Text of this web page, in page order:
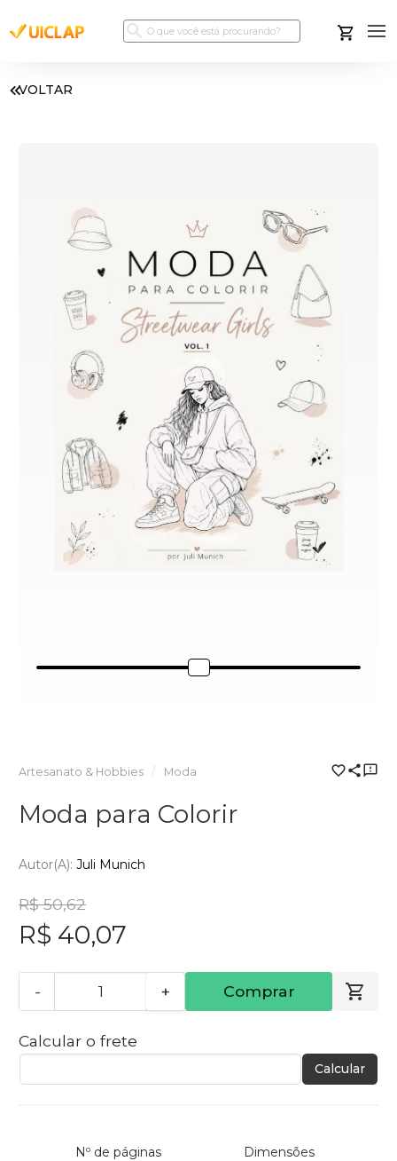
VOLTAR
Artesanato & Hobbies Moda
Moda para Colorir
Autor(a): Juli Munich
R$ 50,62
R$ 40,07
- + Comprar
Calcular o frete
Calcular
Nº de páginas Dimensões